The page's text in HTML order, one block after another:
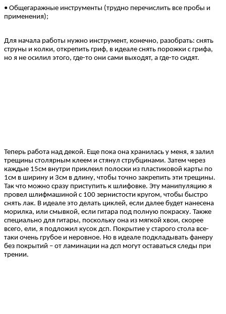
• Общегаражные инструменты (трудно перечислить все пробы и
применения);
Для начала работы нужно инструмент, конечно, разобрать: снять
струны и колки, открепить гриф, в идеале снять порожки с грифа,
но я не осилил этого, где-то они сами выходят, а где-то сидят.
Теперь работа над декой. Еще пока она хранилась у меня, я залил
трещины столярным клеем и стянул струбцинами. Затем через
каждые 15см внутри приклеил полоски из пластиковой карты по
1см в ширину и 3см в длину, чтобы точно закрепить эти трещины.
Так что можно сразу приступить к шлифовке. Эту манипуляцию я
провел шлифмашиной с 100 зернистости кругом, чтобы быстро
снять лак. В идеале это делать циклей, если далее будет нанесена
морилка, или смывкой, если гитара под полную покраску. Также
специально для гитары, поскольку она из мягкой хвои, скорее
всего, ели, я подложил кусок дсп. Покрытие у старого стола все-
таки очень грубое и неровное. Но в идеале подкладывать фанеру
без покрытий – от ламинации на дсп могут оставаться следы при
трении.